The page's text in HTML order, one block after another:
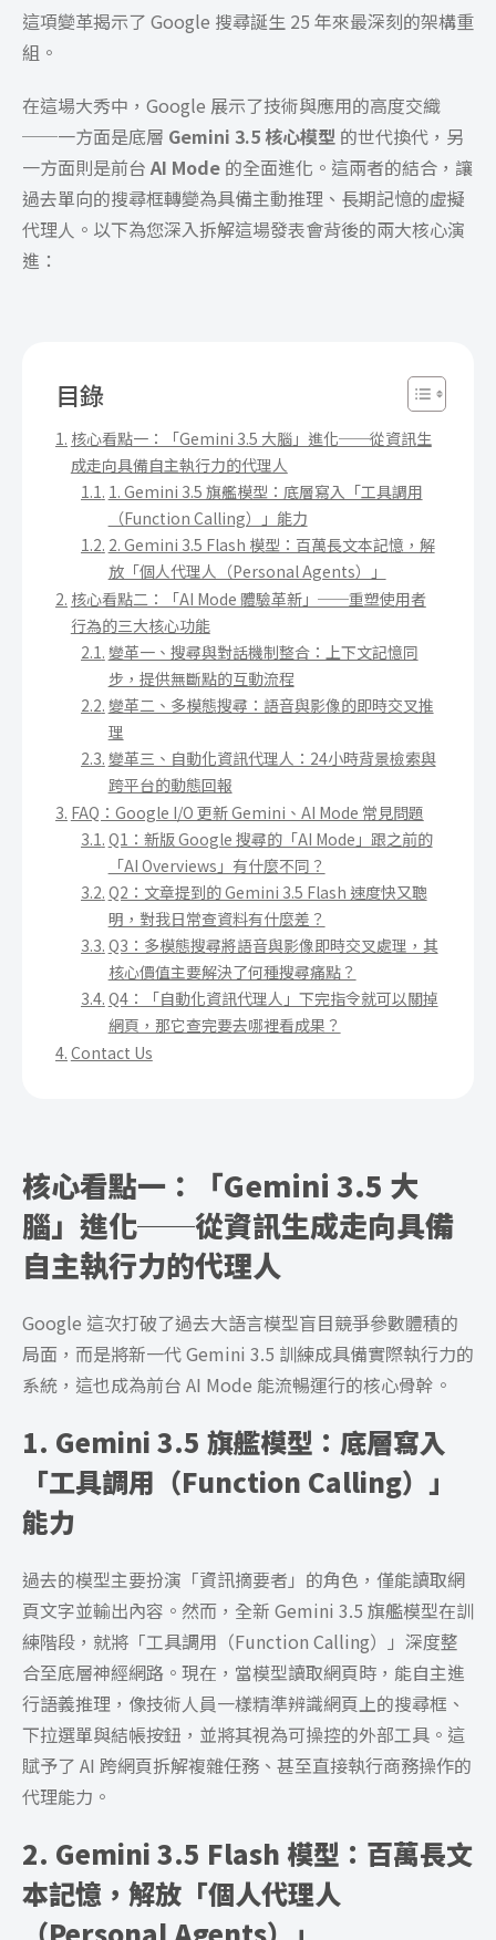
這項變革揭示了 Google 搜尋誕生 25 年來最深刻的架構重
組。
在這場大秀中，Google 展示了技術與應用的高度交織
──一方面是底層 Gemini 3.5 核心模型 的世代換代，另
一方面則是前台 AI Mode 的全面進化。這兩者的結合，讓
過去單向的搜尋框轉變為具備主動推理、長期記憶的虛擬
代理人。以下為您深入拆解這場發表會背後的兩大核心演
進：
目錄
核心看點一：「Gemini 3.5 大腦」進化──從資訊生
成走向具備自主執行力的代理人
1. Gemini 3.5 旗艦模型：底層寫入「工具調用
（Function Calling）」能力
2. Gemini 3.5 Flash 模型：百萬長文本記憶，解
放「個人代理人（Personal Agents）」
核心看點二：「AI Mode 體驗革新」──重塑使用者
行為的三大核心功能
變革一、搜尋與對話機制整合：上下文記憶同
步，提供無斷點的互動流程
變革二、多模態搜尋：語音與影像的即時交叉推
理
變革三、自動化資訊代理人：24小時背景檢索與
跨平台的動態回報
FAQ：Google I/O 更新 Gemini、AI Mode 常見問題
Q1：新版 Google 搜尋的「AI Mode」跟之前的
「AI Overviews」有什麼不同？
Q2：文章提到的 Gemini 3.5 Flash 速度快又聰
明，對我日常查資料有什麼差？
Q3：多模態搜尋將語音與影像即時交叉處理，其
核心價值主要解決了何種搜尋痛點？
Q4：「自動化資訊代理人」下完指令就可以關掉
網頁，那它查完要去哪裡看成果？
Contact Us
核心看點一：「Gemini 3.5 大
腦」進化──從資訊生成走向具備
自主執行力的代理人
Google 這次打破了過去大語言模型盲目競爭參數體積的
局面，而是將新一代 Gemini 3.5 訓練成具備實際執行力的
系統，這也成為前台 AI Mode 能流暢運行的核心骨幹。
1. Gemini 3.5 旗艦模型：底層寫入
「工具調用（Function Calling）」
能力
過去的模型主要扮演「資訊摘要者」的角色，僅能讀取網
頁文字並輸出內容。然而，全新 Gemini 3.5 旗艦模型在訓
練階段，就將「工具調用（Function Calling）」深度整
合至底層神經網路。現在，當模型讀取網頁時，能自主進
行語義推理，像技術人員一樣精準辨識網頁上的搜尋框、
下拉選單與結帳按鈕，並將其視為可操控的外部工具。這
賦予了 AI 跨網頁拆解複雜任務、甚至直接執行商務操作的
代理能力。
2. Gemini 3.5 Flash 模型：百萬長文
本記憶，解放「個人代理人